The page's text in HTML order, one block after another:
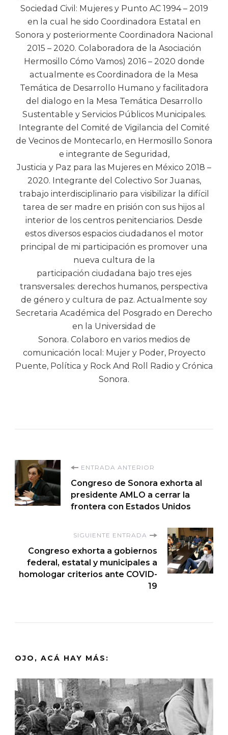
Sociedad Civil: Mujeres y Punto AC 1994 – 2019
en la cual he sido Coordinadora Estatal en
Sonora y posteriormente Coordinadora Nacional
2015 – 2020. Colaboradora de la Asociación
Hermosillo Cómo Vamos) 2016 – 2020 donde
actualmente es Coordinadora de la Mesa
Temática de Desarrollo Humano y facilitadora
del dialogo en la Mesa Temática Desarrollo
Sustentable y Servicios Públicos Municipales.
Integrante del Comité de Vigilancia del Comité
de Vecinos de Montecarlo, en Hermosillo Sonora
e integrante de Seguridad,
Justicia y Paz para las Mujeres en México 2018 –
2020. Integrante del Colectivo Sor Juanas,
trabajo interdisciplinario para visibilizar la difícil
tarea de ser madre en prisión con sus hijos al
interior de los centros penitenciarios. Desde
estos diversos espacios ciudadanos el motor
principal de mi participación es promover una
nueva cultura de la
participación ciudadana bajo tres ejes
transversales: derechos humanos, perspectiva
de género y cultura de paz. Actualmente soy
Secretaria Académica del Posgrado en Derecho
en la Universidad de
Sonora. Colaboro en varios medios de
comunicación local: Mujer y Poder, Proyecto
Puente, Política y Rock And Roll Radio y Crónica
Sonora.
Navegación
de
ENTRADA ANTERIOR
Congreso de Sonora exhorta al
presidente AMLO a cerrar la
frontera con Estados Unidos
SIGUIENTE ENTRADA
Congreso exhorta a gobiernos
federal, estatal y municipales a
homologar criterios ante COVID-
19
OJO, ACÁ HAY MÁS: